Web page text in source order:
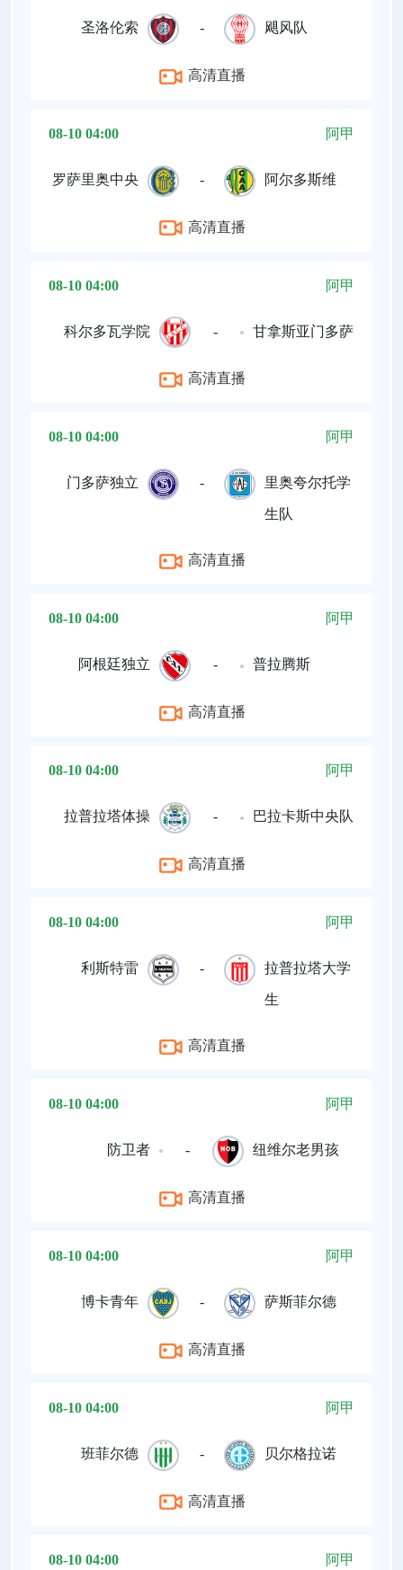
圣洛伦索 - 飓风队
高清直播
08-10 04:00 阿甲
罗萨里奥中央 - 阿尔多斯维
高清直播
08-10 04:00 阿甲
科尔多瓦学院 - 甘拿斯亚门多萨
高清直播
08-10 04:00 阿甲
门多萨独立 - 里奥夸尔托学
生队
高清直播
08-10 04:00 阿甲
阿根廷独立 - 普拉腾斯
高清直播
08-10 04:00 阿甲
拉普拉塔体操 - 巴拉卡斯中央队
高清直播
08-10 04:00 阿甲
利斯特雷 - 拉普拉塔大学
生
高清直播
08-10 04:00 阿甲
防卫者 - 纽维尔老男孩
高清直播
08-10 04:00 阿甲
博卡青年 - 萨斯菲尔德
高清直播
08-10 04:00 阿甲
班菲尔德 - 贝尔格拉诺
高清直播
08-10 04:00 阿甲